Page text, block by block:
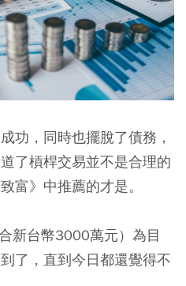
功，同時也擺脫了債務，
了槓桿交易並不是合理的
富》中推薦的才是。
新台幣3000萬元）為目
了，直到今日都還覺得不